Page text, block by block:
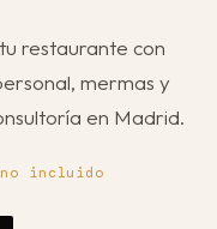
restaurante con
mermas y
en Madrid.
incluido